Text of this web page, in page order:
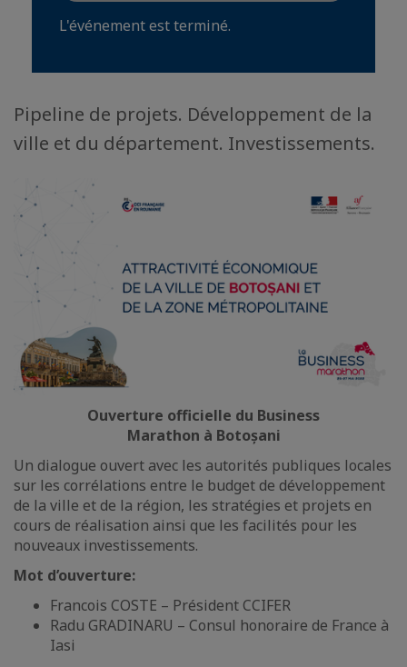
L'événement est terminé.
Pipeline de projets. Développement de la
ville et du département. Investissements.
Ouverture officielle du Business
Marathon à Botoșani
Un dialogue ouvert avec les autorités publiques locales
sur les corrélations entre le budget de développement
de la ville et de la région, les stratégies et projets en
cours de réalisation ainsi que les facilités pour les
nouveaux investissements.
Mot d’ouverture:
Francois COSTE – Président CCIFER
Radu GRADINARU – Consul honoraire de France à
Iasi